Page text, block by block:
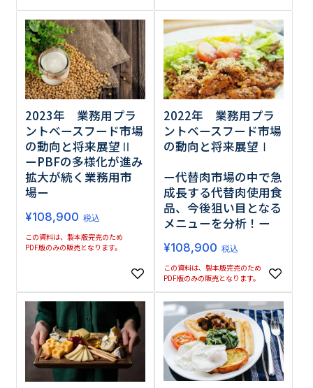
2023年 業務用プラ
ントベースフード市場
の動向と将来展望Ⅱ
ーPBFの多様化が進み
拡大が続く業務用市
場ー
¥108,900 税込
この資料は、製本版完売のため
PDF版のみの販売となります。
2022年 業務用プラ
ントベースフード市場
の動向と将来展望Ⅰ
ー代替肉市場の中で急
成長する代替肉使用食
品、今後狙い目となる
メニューを分析！ー
¥108,900 税込
この資料は、製本版完売のため
PDF版のみの販売となります。